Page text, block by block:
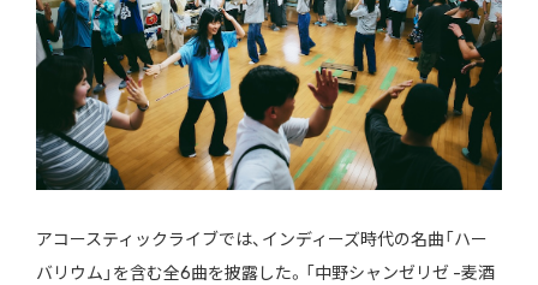
アコースティックライブでは、インディーズ時代の名曲「ハー
バリウム」を含む全6曲を披露した。「中野シャンゼリゼ -麦酒